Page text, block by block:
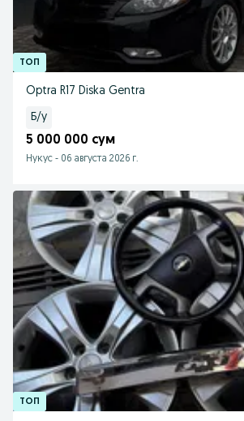
Optra R17 Diska Gentra
Б/у
5 000 000 сум
Нукус - 06 августа 2026 г.